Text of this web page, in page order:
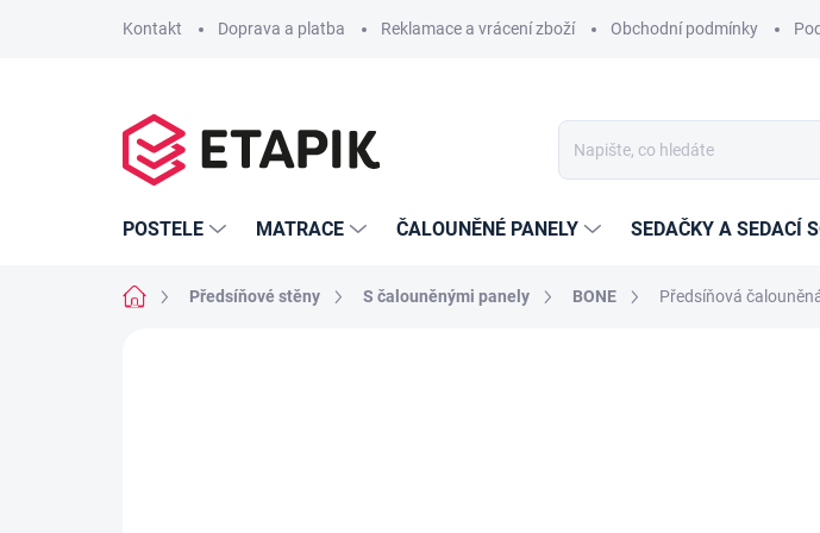
Kontakt Doprava a platba Reklamace a vrácení zboží Obchodní podmínky
POSTELE MATRACE ČALOUNĚNÉ PANELY SEDAČKY A SEDACÍ
Domů Předsíňové stěny S čalouněnými panely BONE Předsíňová